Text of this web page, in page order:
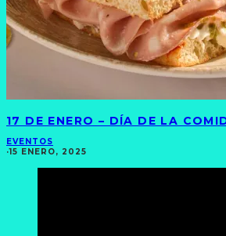
17 DE ENERO – DÍA DE LA
EVENTOS
·15 ENERO, 2025